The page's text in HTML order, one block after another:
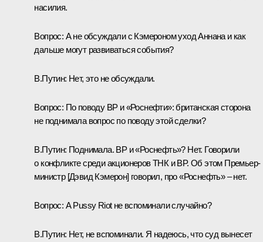
насилия.
Вопрос: А не обсуждали с Кэмероном уход Аннана и как
дальше могут развиваться события?
В.Путин: Нет, это не обсуждали.
Вопрос: По поводу BP и «Роснефти»: британская сторона
не поднимала вопрос по поводу этой сделки?
В.Путин: Поднимала. BP и «Роснефть»? Нет. Говорили
о конфликте среди акционеров ТНК и BP. Об этом Премьер-
министр [Дэвид Кэмерон] говорил, про «Роснефть» – нет.
Вопрос: А Pussy Riot не вспоминали случайно?
В.Путин: Нет, не вспоминали. Я надеюсь, что суд вынесет